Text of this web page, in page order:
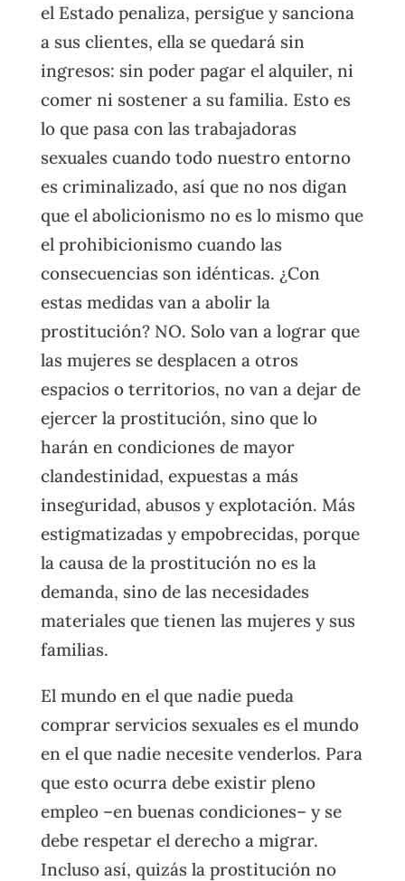
el Estado penaliza, persigue y sanciona
a sus clientes, ella se quedará sin
ingresos: sin poder pagar el alquiler, ni
comer ni sostener a su familia. Esto es
lo que pasa con las trabajadoras
sexuales cuando todo nuestro entorno
es criminalizado, así que no nos digan
que el abolicionismo no es lo mismo que
el prohibicionismo cuando las
consecuencias son idénticas. ¿Con
estas medidas van a abolir la
prostitución? NO. Solo van a lograr que
las mujeres se desplacen a otros
espacios o territorios, no van a dejar de
ejercer la prostitución, sino que lo
harán en condiciones de mayor
clandestinidad, expuestas a más
inseguridad, abusos y explotación. Más
estigmatizadas y empobrecidas, porque
la causa de la prostitución no es la
demanda, sino de las necesidades
materiales que tienen las mujeres y sus
familias.
El mundo en el que nadie pueda
comprar servicios sexuales es el mundo
en el que nadie necesite venderlos. Para
que esto ocurra debe existir pleno
empleo –en buenas condiciones– y se
debe respetar el derecho a migrar.
Incluso así, quizás la prostitución no